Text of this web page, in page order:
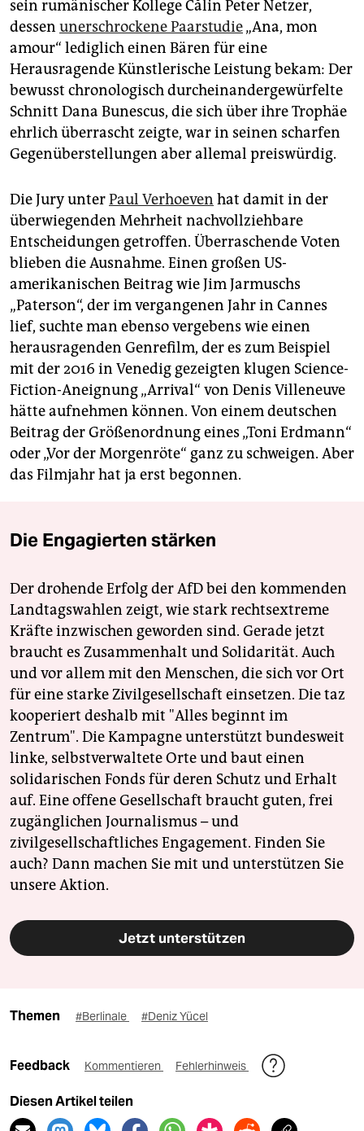
sein rumänischer Kollege Călin Peter Netzer,
dessen unerschrockene Paarstudie„Ana, mon
amour“ lediglich einen Bären für eine
Herausragende Künstlerische Leistung bekam: Der
bewusst chronologisch durcheinandergewürfelte
Schnitt Dana Bunescus, die sich über ihre Trophäe
ehrlich überrascht zeigte, war in seinen scharfen
Gegenüberstellungen aber allemal preiswürdig.
Die Jury unterPaul Verhoeven hat damit in der
überwiegenden Mehrheit nachvollziehbare
Entscheidungen getroffen. Überraschende Voten
blieben die Ausnahme. Einen großen US-
amerikanischen Beitrag wie Jim Jarmuschs
„Paterson“, der im vergangenen Jahr in Cannes
lief, suchte man ebenso ver­gebens wie einen
herausragenden Genrefilm, der es zum Beispiel
mit der 2016 in Venedig gezeigten klugen Science-
Fiction-Aneignung „Arrival“ von Denis Villeneuve
hätte aufnehmen können. Von einem deutschen
Beitrag der Größenordnung eines „Toni Erdmann“
oder „Vor der Morgenröte“ ganz zu schweigen. Aber
das Filmjahr hat ja erst begonnen.
Die Engagierten stärken
Der drohende Erfolg der AfD bei den kommenden
Landtagswahlen zeigt, wie stark rechtsextreme
Kräfte inzwischen geworden sind. Gerade jetzt
braucht es Zusammenhalt und Solidarität. Auch
und vor allem mit den Menschen, die sich vor Ort
für eine starke Zivilgesellschaft einsetzen. Die taz
kooperiert deshalb mit "Alles beginnt im
Zentrum". Die Kampagne unterstützt bundesweit
linke, selbstverwaltete Orte und baut einen
solidarischen Fonds für deren Schutz und Erhalt
auf. Eine offene Gesellschaft braucht guten, frei
zugänglichen Journalismus – und
zivilgesellschaftliches Engagement. Finden Sie
auch? Dann machen Sie mit und unterstützen Sie
unsere Aktion.
Jetzt unterstützen
Themen #Berlinale #Deniz Yücel
Feedback Kommentieren Fehlerhinweis
Diesen Artikel teilen